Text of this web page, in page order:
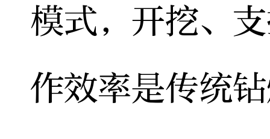
模式，开挖、
作效率是传统